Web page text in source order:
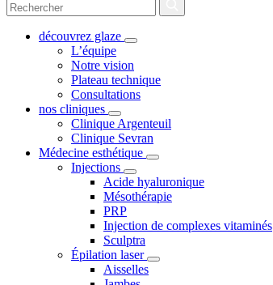
découvrez glaze
L’équipe
Notre vision
Plateau technique
Consultations
nos cliniques
Clinique Argenteuil
Clinique Sevran
Médecine esthétique
Injections
Acide hyaluronique
Mésothérapie
PRP
Injection de complexes vitaminés
Sculptra
Épilation laser
Aisselles